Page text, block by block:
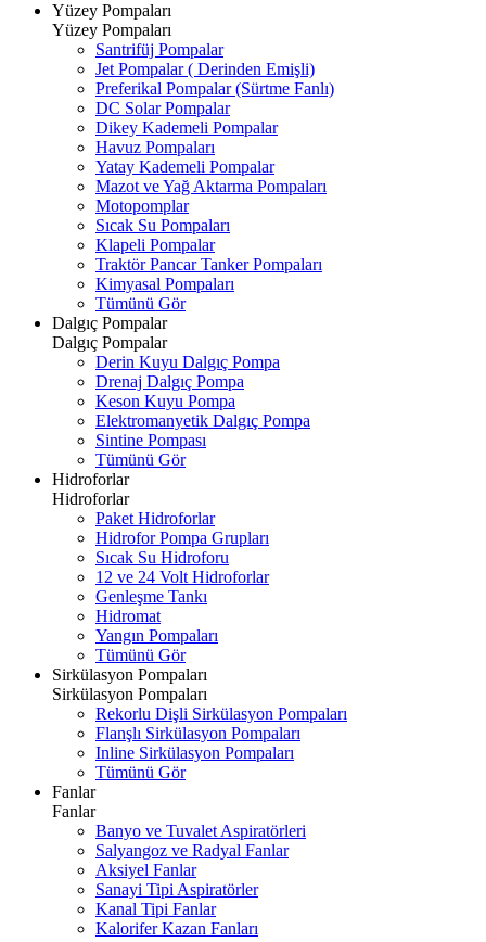
Yüzey Pompaları
Yüzey Pompaları
Santrifüj Pompalar
Jet Pompalar ( Derinden Emişli)
Preferikal Pompalar (Sürtme Fanlı)
DC Solar Pompalar
Dikey Kademeli Pompalar
Havuz Pompaları
Yatay Kademeli Pompalar
Mazot ve Yağ Aktarma Pompaları
Motopomplar
Sıcak Su Pompaları
Klapeli Pompalar
Traktör Pancar Tanker Pompaları
Kimyasal Pompaları
Tümünü Gör
Dalgıç Pompalar
Dalgıç Pompalar
Derin Kuyu Dalgıç Pompa
Drenaj Dalgıç Pompa
Keson Kuyu Pompa
Elektromanyetik Dalgıç Pompa
Sintine Pompası
Tümünü Gör
Hidroforlar
Hidroforlar
Paket Hidroforlar
Hidrofor Pompa Grupları
Sıcak Su Hidroforu
12 ve 24 Volt Hidroforlar
Genleşme Tankı
Hidromat
Yangın Pompaları
Tümünü Gör
Sirkülasyon Pompaları
Sirkülasyon Pompaları
Rekorlu Dişli Sirkülasyon Pompaları
Flanşlı Sirkülasyon Pompaları
Inline Sirkülasyon Pompaları
Tümünü Gör
Fanlar
Fanlar
Banyo ve Tuvalet Aspiratörleri
Salyangoz ve Radyal Fanlar
Aksiyel Fanlar
Sanayi Tipi Aspiratörler
Kanal Tipi Fanlar
Kalorifer Kazan Fanları